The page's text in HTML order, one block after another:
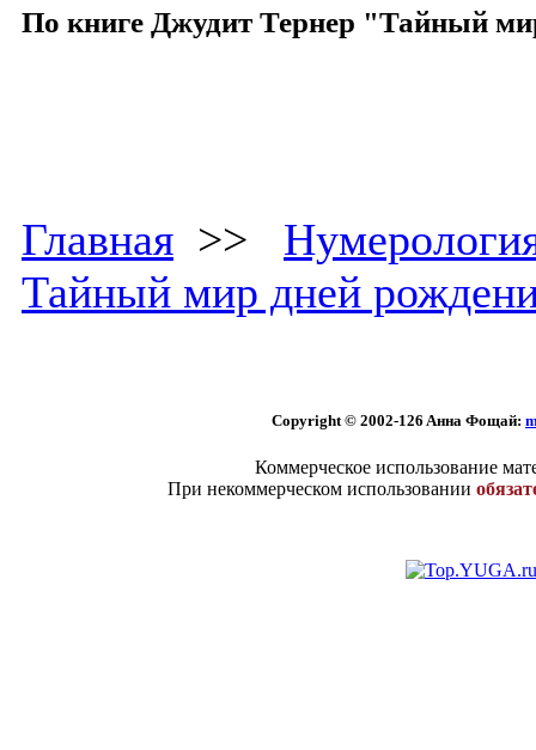
По книге Джудит Тернер "Тайный
Главная >>
Тайный мир дней
Copyright © 2002-126 Aннa Фoщaй:
Коммерческое использование
При некоммерческом использовании